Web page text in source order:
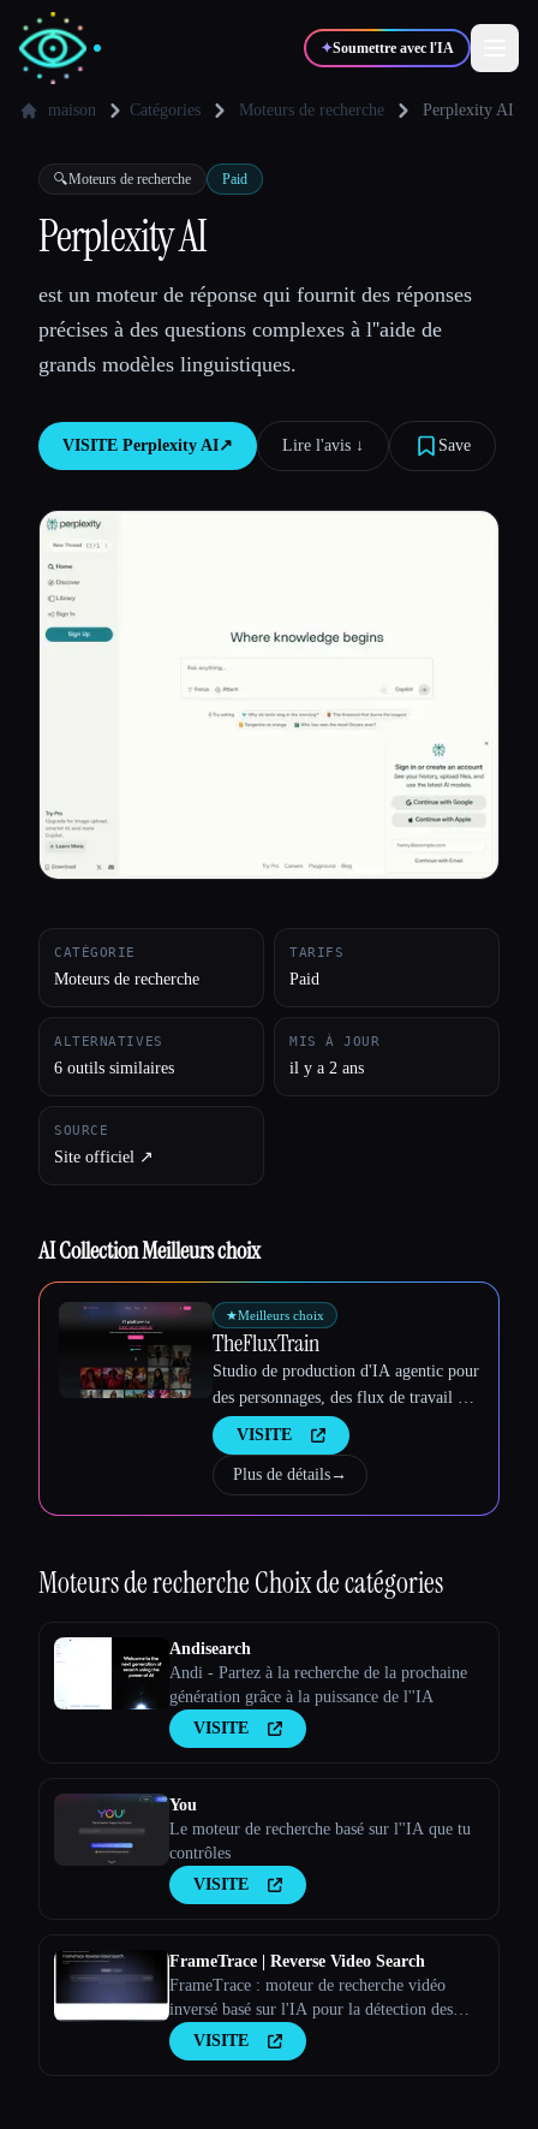
✦Soumettre avec l'IA
✍️Auteurs
💻 Développeurs
🎓Étudiants 🎬Créateurs
Blog
Comparer les outils
Toutes les catégories
À propos
Esc
maison Catégories Moteurs de recherche Perplexity AI
🔍Moteurs de recherche Paid
Perplexity AI
est un moteur de réponse qui fournit des réponses
précises à des questions complexes à l''aide de
grands modèles linguistiques.
VISITE Perplexity AI↗︎ Lire l'avis ↓︎ Save
CATÉGORIE
Moteurs de recherche
TARIFS
Paid
ALTERNATIVES
6 outils similaires
MIS À JOUR
il y a 2 ans
SOURCE
Site officiel ↗︎
AI Collection Meilleurs choix
★Meilleurs choix
TheFluxTrain
Studio de production d'IA agentic pour
des personnages, des flux de travail et
des vidéos cohérents
VISITE
Plus de détails→
Moteurs de rechercheChoix de catégories
Andisearch
Andi - Partez à la recherche de la prochaine
génération grâce à la puissance de l''IA
VISITE
You
Le moteur de recherche basé sur l''IA que tu
contrôles
VISITE
FrameTrace | Reverse Video Search
FrameTrace : moteur de recherche vidéo
inversé basé sur l'IA pour la détection des
sources et la vérification de l'authenticité
VISITE